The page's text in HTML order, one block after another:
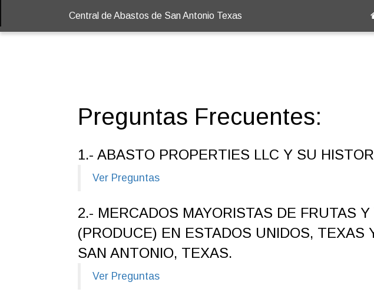
Central de Abastos de San Antonio Texas
Preguntas Frecuentes:
1.- ABASTO PROPERTIES LLC Y SU
Ver Preguntas
2.- MERCADOS MAYORISTAS DE FRUTAS
(PRODUCE) EN ESTADOS UNIDOS, TEXAS
SAN ANTONIO, TEXAS.
Ver Preguntas